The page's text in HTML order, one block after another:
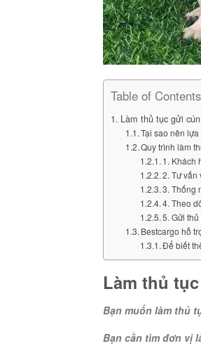
Table of Contents
Làm thủ tục gửi
Tại sao nên
Quy trình làm
1. Khách
2. Tư vấn
3. Thống
4. Theo
5. Gửi
Bestcargo hỗ
Để biết
Làm thủ
Bạn muốn làm thủ
Bạn cần tìm đơn vị